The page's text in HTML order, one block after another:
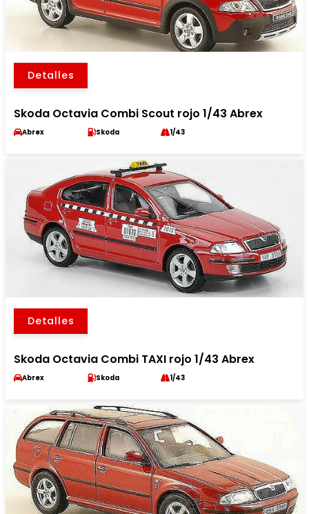
Detalles
Skoda Octavia Combi Scout rojo 1/43 Abrex
Abrex Skoda 1/43
Detalles
Skoda Octavia Combi TAXI rojo 1/43 Abrex
Abrex Skoda 1/43